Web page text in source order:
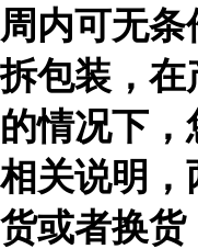
周内可无
拆包装，在
的情况下
相关说明，
货或者换货